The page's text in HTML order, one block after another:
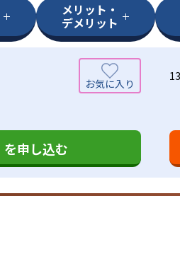
メリット・
デメリット
を申し込む